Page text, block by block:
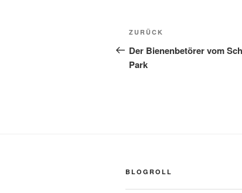
Beitragsnavigation
Vorheriger
Beitrag
ZURÜCK
Der Bienenbetörer vom
Park
BLOGROLL